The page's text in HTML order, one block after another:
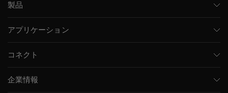
製品
キャピラリー電気泳動機器
統合ソリューション
アプリケーション
環境分析
法医学ソリューション
コネクト
トレーニング
企業情報